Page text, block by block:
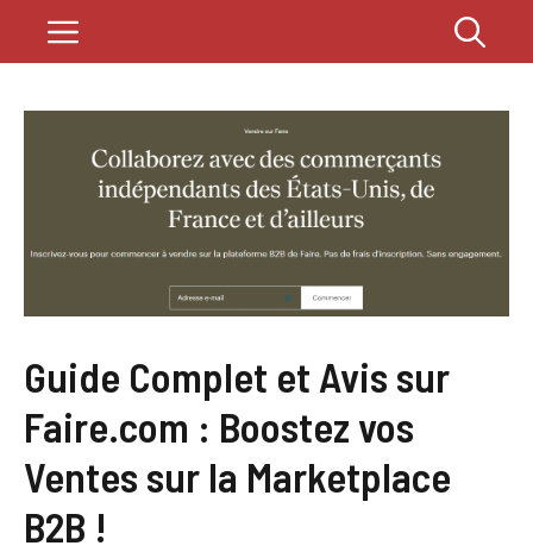
content
Menu
Guide Complet et Avis sur
Faire.com : Boostez vos
Ventes sur la Marketplace
B2B !